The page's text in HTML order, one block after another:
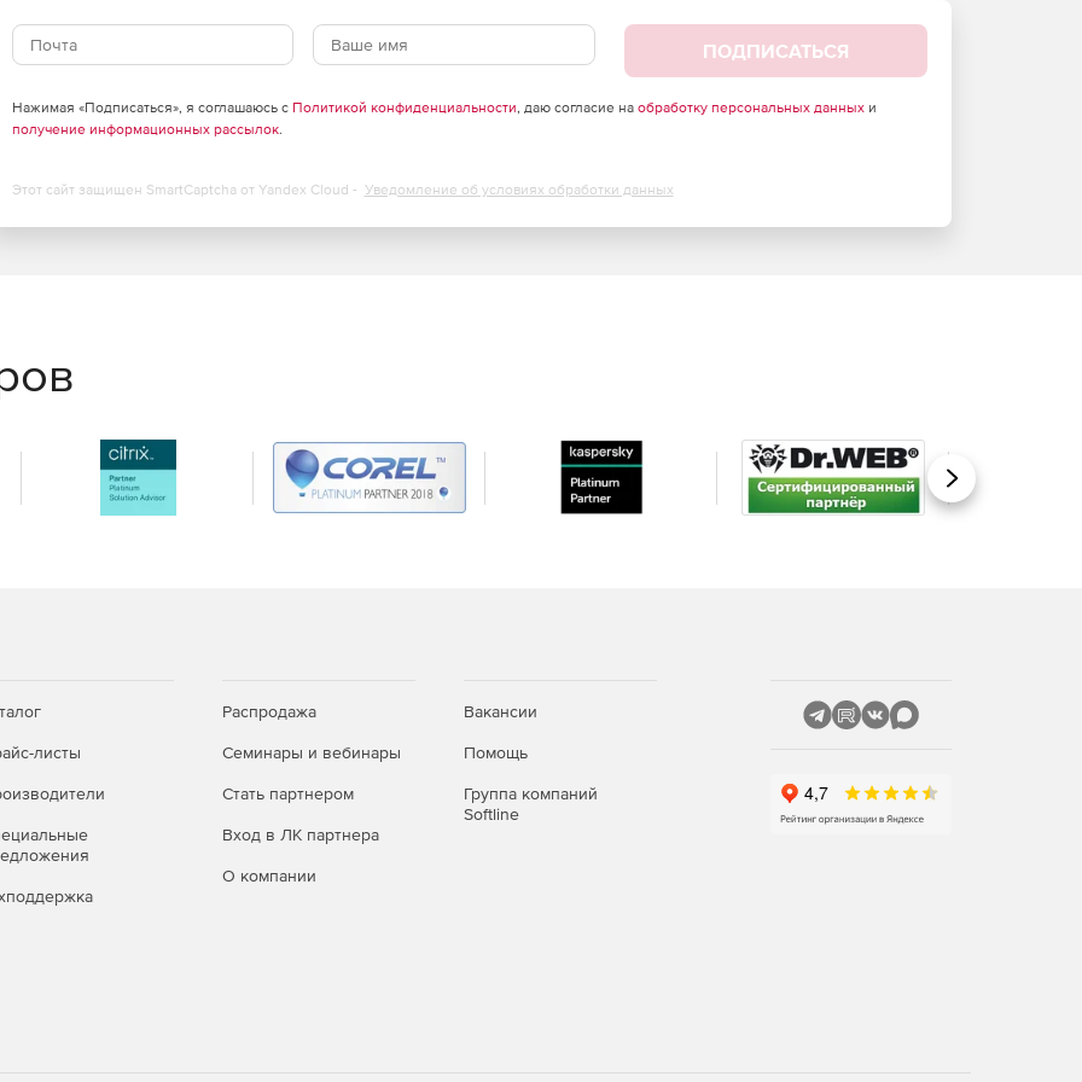
POP3.
ПОДПИСАТЬСЯ
Нажимая «Подписаться», я соглашаюсь с Политикой конфиденциальности, даю согласие на обработку персональных данныхи
получение информационных рассылок.
Этот сайт защищен SmartCaptcha от Yandex Cloud - Уведомление об условиях обработки данных
Вперед
листы
Распродажа
Семинары и вебинары
Стать партнером
Вход в ЛК партнера
О компании
Вакансии
Помощь
Группа компаний
Softline